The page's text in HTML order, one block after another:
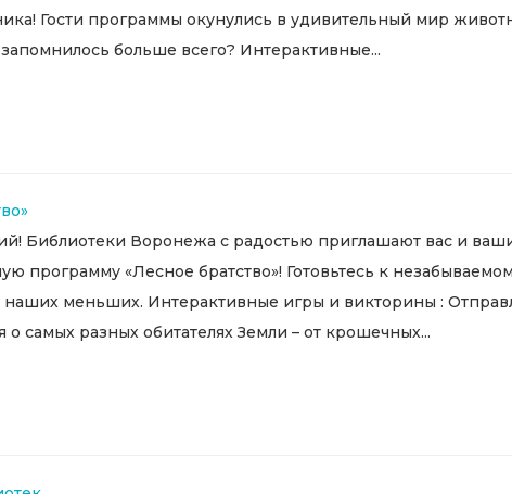
Гости программы окунулись в удивительный мир
больше всего? Интерактивные...
Библиотеки Воронежа с радостью приглашают вас и
программу «Лесное братство»! Готовьтесь к
меньших. Интерактивные игры и викторины :
разных обитателях Земли – от крошечных...